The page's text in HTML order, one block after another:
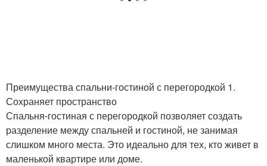
Преимущества спальни-гостиной с перегородкой 1.
Сохраняет пространство
Спальня-гостиная с перегородкой позволяет создать
разделение между спальней и гостиной, не занимая
слишком много места. Это идеально для тех, кто живет в
маленькой квартире или доме.